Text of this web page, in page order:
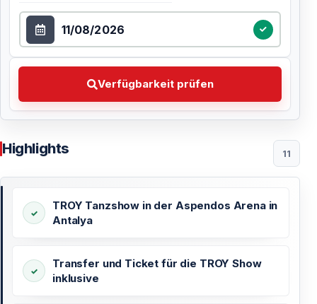
Datum auswählen
Verfügbarkeit prüfen
Verfügbarkeit prüfen Wählen Sie Ihr bevorzugtes
Highlights 11
TROY Tanzshow in der Aspendos Arena in
Antalya
Transfer und Ticket für die TROY Show
inklusive